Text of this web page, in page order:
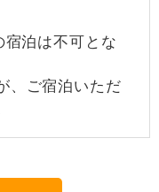
泊は不可とな
、ご宿泊いただ